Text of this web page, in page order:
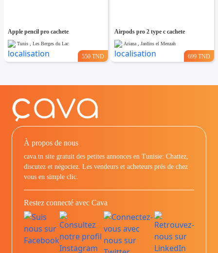
Apple pencil pro cachete
Tunis , Les Berges du Lac
550 TND
Airpods pro 2 type c cachete
Ariana , Jardins el Menzah
699 TND
À propos de nous
cava.tn site gratuit des petites annonces en Tunisie: Chattez,
discutez et négociez. Les vendeurs et acheteurs prés de chez
vous en simple clic.
Restez connecté avec Cava